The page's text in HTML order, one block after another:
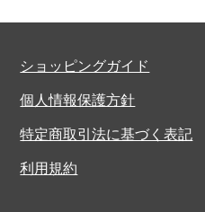
ショッピングガイド
個人情報保護方針
特定商取引法に基づく表記
利用規約